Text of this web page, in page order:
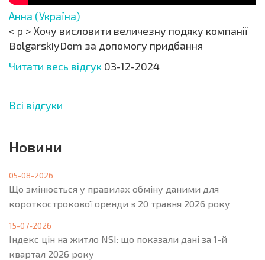
Анна (Україна)
< p > Хочу висловити величезну подяку компанії
BolgarskiyDom за допомогу придбання
Читати весь відгук 03-12-2024
Всі відгуки
Новини
05-08-2026
Що змінюється у правилах обміну даними для
короткострокової оренди з 20 травня 2026 року
15-07-2026
Індекс цін на житло NSI: що показали дані за 1-й
квартал 2026 року